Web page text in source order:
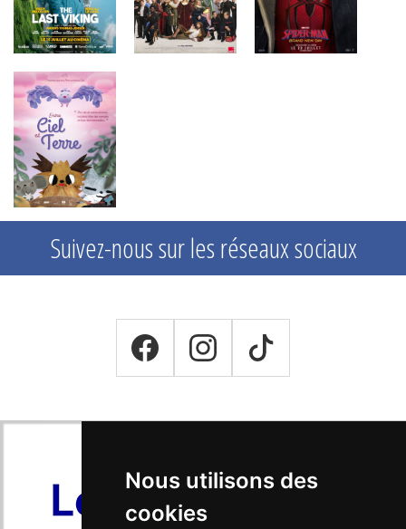
Nous utilisons des
cookies
Suivez-nous sur les réseaux sociaux